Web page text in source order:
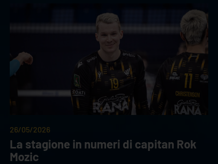
26/05/2026
La stagione in numeri di capitan Rok
Mozic